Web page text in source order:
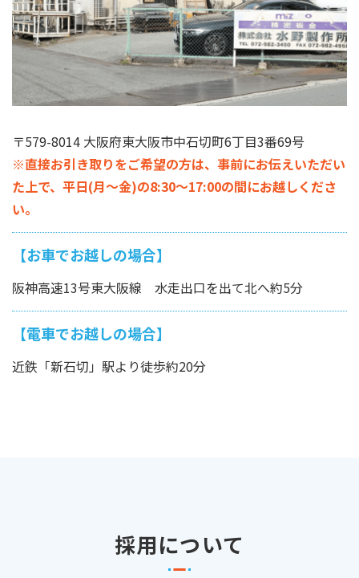
〒579-8014 大阪府東大阪市中石切町6丁目3番69号
※直接お引き取りをご希望の方は、事前にお伝えいただい
た上で、平日(月～金)の8:30～17:00の間にお越しくださ
い。
【お車でお越しの場合】
阪神高速13号東大阪線 水走出口を出て北へ約5分
【電車でお越しの場合】
近鉄「新石切」駅より徒歩約20分
採用について